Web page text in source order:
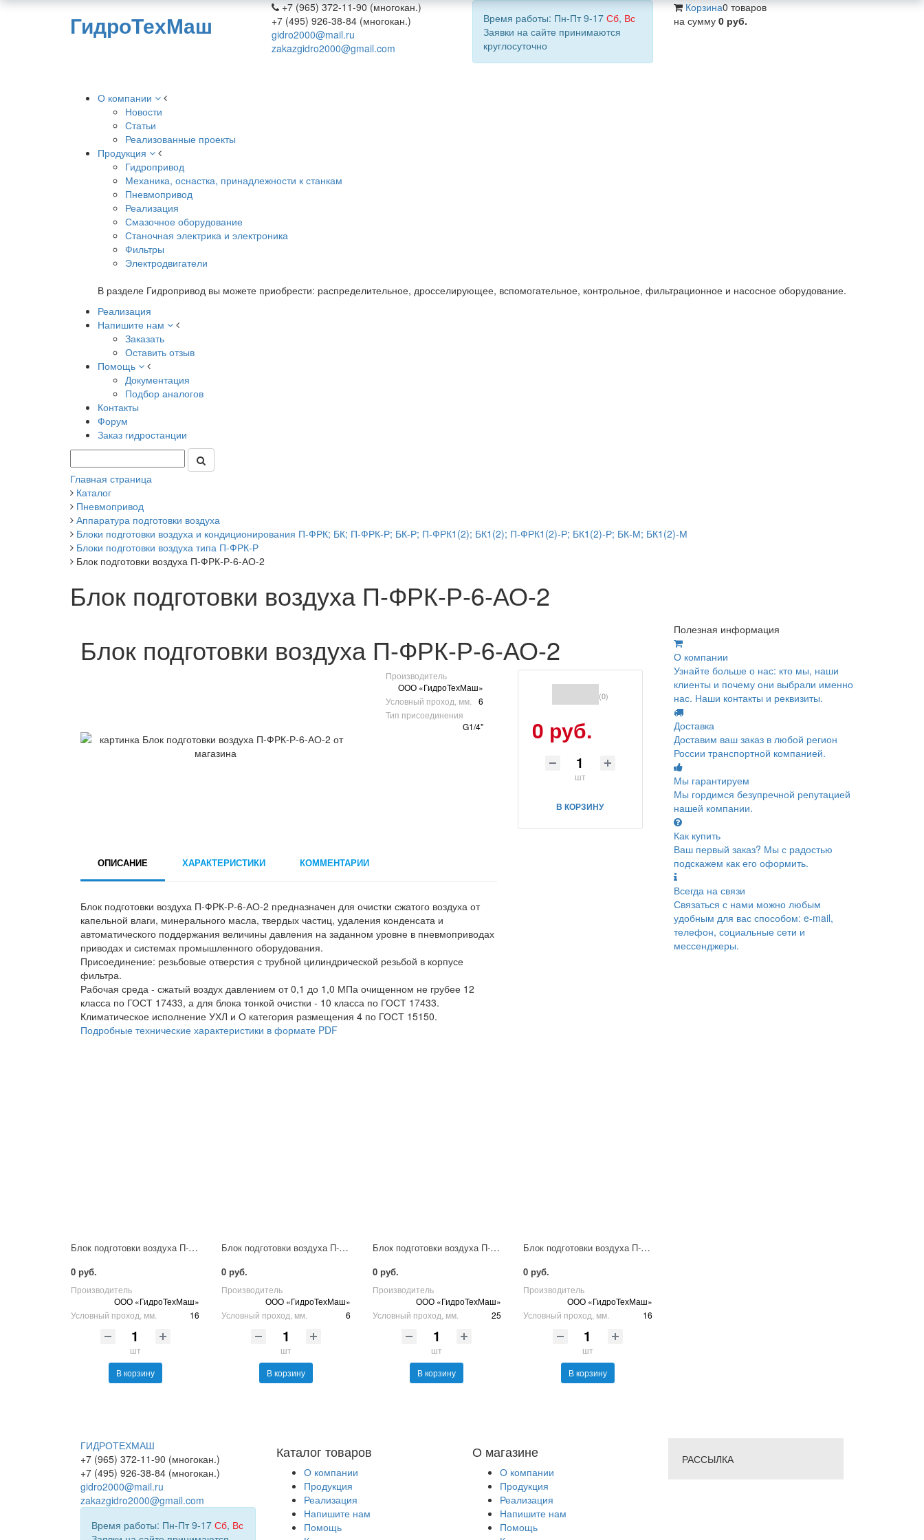
ГидроТехМаш
+7 (965) 372-11-90 (многокан.)
+7 (495) 926-38-84 (многокан.)
gidro2000@mail.ru
zakazgidro2000@gmail.com
Время работы: Пн-Пт 9-17 Сб, Вс
Заявки на сайте принимаются
круглосуточно
Корзина0 товаров
на сумму 0 руб.
О компании
Новости
Статьи
Реализованные проекты
Продукция
Гидропривод
Механика, оснастка, принадлежности к станкам
Пневмопривод
Реализация
Смазочное оборудование
Станочная электрика и электроника
Фильтры
Электродвигатели
В разделе Гидропривод вы можете приобрести: распределительное, дросселирующее, вспомогательное, контрольное, фильтрационное и насосное оборудование.
Реализация
Напишите нам
Заказать
Оставить отзыв
Помощь
Документация
Подбор аналогов
Контакты
Форум
Заказ гидростанции
Главная страница
Каталог
Пневмопривод
Аппаратура подготовки воздуха
Блоки подготовки воздуха и кондиционирования П-ФРК; БК; П-ФРК-Р; БК-Р; П-ФРК1(2); БК1(2); П-ФРК1(2)-Р; БК1(2)-Р; БК-М; БК1(2)-М
Блоки подготовки воздуха типа П-ФРК-Р
Блок подготовки воздуха П-ФРК-Р-6-АО-2
Блок подготовки воздуха П-ФРК-Р-6-АО-2
Блок подготовки воздуха П-ФРК-Р-6-АО-2
Производитель
ООО «ГидроТехМаш»
Условный проход, мм.
6
Тип присоединения
G1/4"
(0)
0 руб.
шт
В КОРЗИНУ
ОПИСАНИЕ ХАРАКТЕРИСТИКИ КОММЕНТАРИИ
Блок подготовки воздуха П-ФРК-Р-6-АО-2 предназначен для очистки сжатого воздуха от
капельной влаги, минерального масла, твердых частиц, удаления конденсата и
автоматического поддержания величины давления на заданном уровне в пневмоприводах
приводах и системах промышленного оборудования.
Присоединение: резьбовые отверстия с трубной цилиндрической резьбой в корпусе
фильтра.
Рабочая среда - сжатый воздух давлением от 0,1 до 1,0 МПа очищенном не грубее 12
класса по ГОСТ 17433, а для блока тонкой очистки - 10 класса по ГОСТ 17433.
Климатическое исполнение УХЛ и О категория размещения 4 по ГОСТ 15150.
Подробные технические характеристики в формате PDF
Блок подготовки воздуха П-ФРК-Р-16-5-АО
0 руб.
Производитель
ООО «ГидроТехМаш»
Условный проход, мм.
16
шт
В корзину
Блок подготовки воздуха П-ФРК-Р-6-2
0 руб.
Производитель
ООО «ГидроТехМаш»
Условный проход, мм.
6
шт
В корзину
Блок подготовки воздуха П-ФРК-Р-25-2
0 руб.
Производитель
ООО «ГидроТехМаш»
Условный проход, мм.
25
шт
В корзину
Блок подготовки воздуха П-ФРК-Р-16-2
0 руб.
Производитель
ООО «ГидроТехМаш»
Условный проход, мм.
16
шт
В корзину
Полезная информация
О компании
Узнайте больше о нас: кто мы, наши
клиенты и почему они выбрали именно
нас. Наши контакты и реквизиты.
Доставка
Доставим ваш заказ в любой регион
России транспортной компанией.
Мы гарантируем
Мы гордимся безупречной репутацией
нашей компании.
Как купить
Ваш первый заказ? Мы с радостью
подскажем как его оформить.
Всегда на связи
Связаться с нами можно любым
удобным для вас способом: e-mail,
телефон, социальные сети и
мессенджеры.
О магазине
О компании
Продукция
Реализация
Напишите нам
Помощь
Каталог товаров
О компании
Продукция
Реализация
Напишите нам
Помощь
РАССЫЛКА
ГИДРОТЕХМАШ
+7 (965) 372-11-90 (многокан.)
+7 (495) 926-38-84 (многокан.)
gidro2000@mail.ru
zakazgidro2000@gmail.com
Время работы: Пн-Пт 9-17 Сб, Вс